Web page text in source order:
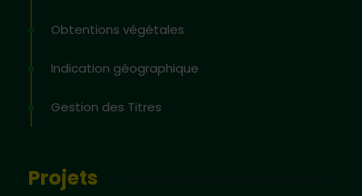
Obtentions végétales
Indication géographique
Gestion des Titres
Projets